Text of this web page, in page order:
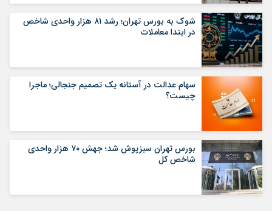
شوک به بورس تهران؛ رشد ۸۱ هزار واحدی شاخص
در ابتدا معاملات
سهام عدالت در آستانه یک تصمیم جنجالی؛ ماجرا
چیست؟
بورس تهران سبزپوش شد؛ جهش ۷۰ هزار واحدی
شاخص کل